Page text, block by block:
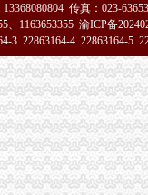
法权益
监察工作
渝中区代办公司直通车
全监管工作会精
秩序专项整
调研
信息报送工作
传真：023-
、1163653355 渝ICP备
3 22863164-4 22863164-5